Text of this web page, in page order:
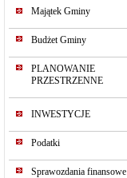
Majątek Gminy
Budżet Gminy
PLANOWANIE
PRZESTRZENNE
INWESTYCJE
Podatki
Sprawozdania finansowe